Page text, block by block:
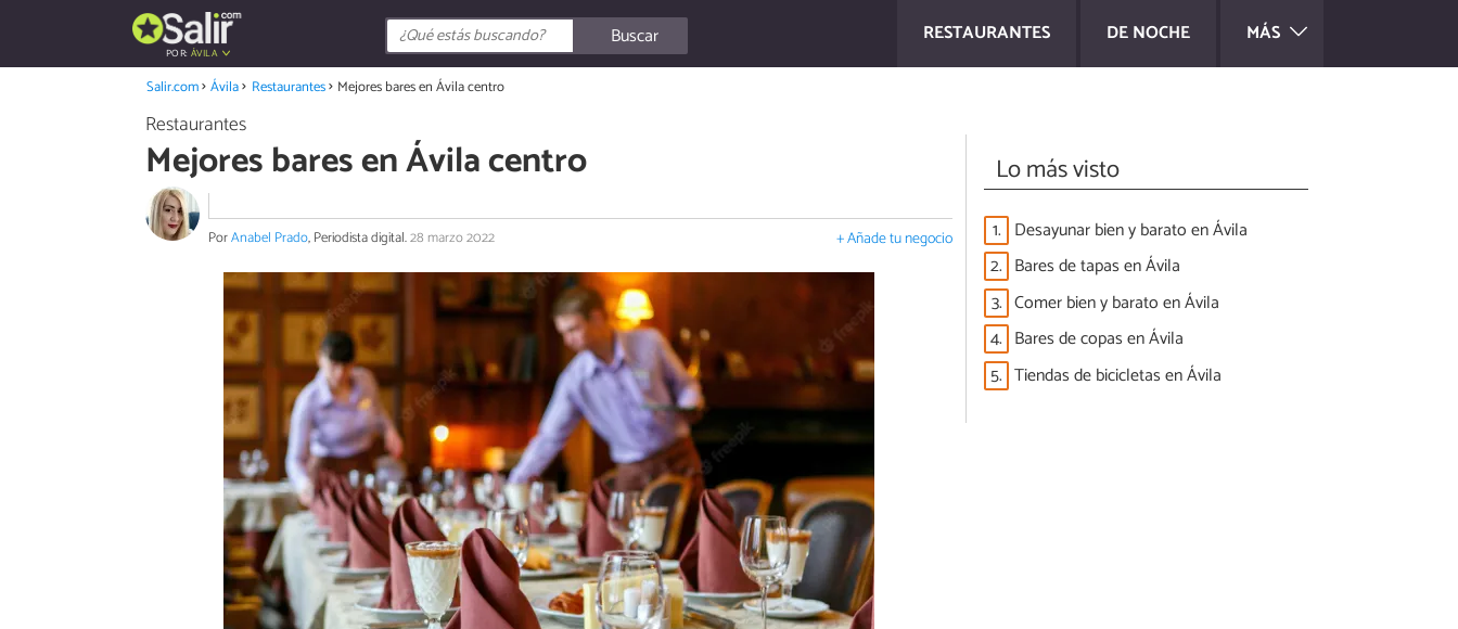
RESTAURANTES DE NOCHE MÁS
POR: ÁVILA
Buscar
Salir.com Ávila Restaurantes Mejores bares en Ávila centro
Restaurantes
Mejores bares en Ávila centro
PorAnabel Prado, Periodista digital.28 marzo 2022 + Añade tu negocio
Lo más visto
1. Desayunar bien y barato en Ávila
2. Bares de tapas en Ávila
3. Comer bien y barato en Ávila
4. Bares de copas en Ávila
5. Tiendas de bicicletas en Ávila